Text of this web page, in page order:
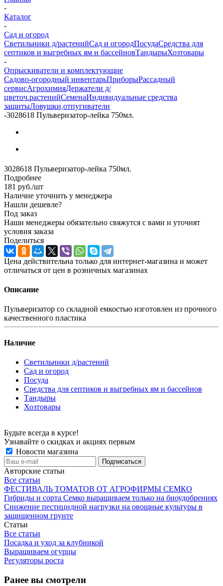
-
Каталог
-
Сад и огород
Светильники д/растенийСад и огородПосудаСредства для
септиков и выгребных ям и бассейновТандырыХозтовары
-
Опрыскиватели и комплектующие
Садово-огородный инвентарьПриборыРассадный
сервисАгрохимияДержатели д/
цветоч.растенийСеменаИндивидуальные средства
защитыЛовушки,отпугиватели
-3028618 Пульверизатор-лейка 750мл.
3028618 Пульверизатор-лейка 750мл.
Подробнее
181 руб./шт
Наличие уточнить у менеджера
Нашли дешевле?
Под заказ
Наши менеджеры обязательно свяжутся с вами и уточнят
условия заказа
Поделиться
Цена действительна только для интернет-магазина и может
отличаться от цен в розничных магазинах
Описание
Пульверизатор со складной емкостью изготовлен из прочного
качественного пластика
Наличие
Светильники д/растений
Сад и огород
Посуда
Средства для септиков и выгребных ям и бассейнов
Тандыры
Хозтовары
Будьте всегда в курсе!
Узнавайте о скидках и акциях первым
Новости магазина
Авторские статьи
Все статьи
ФЕСТИВАЛЬ ТОМАТОВ ОТ АГРОФИРМЫ СЕМКО
Гибриды и сорта Семко выращиваем только на биоудобрениях
Снижение пестицидной нагрузки на овощные культуры в
защищенном грунте
Статьи
Все статьи
Посадка и уход за клубникой
Выращиваем огурцы
Регуляторы роста
Ранее вы смотрели